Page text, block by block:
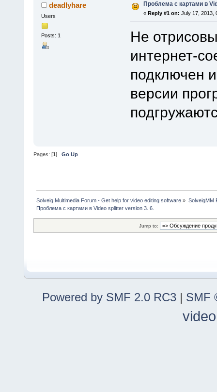
deadlyhare
Users
Posts: 1
Проблема с картами в
« Reply #1 on: July 17, 2013,
Не
интернет-
подключен
версии
Pages: [1] Go Up
Solveig Multimedia Forum - Get help for video editing software » SolveigMM
Проблема с картами в Video splitter version 3. 6.
Jump to:
Powered by SMF 2.0 RC3 | SMF